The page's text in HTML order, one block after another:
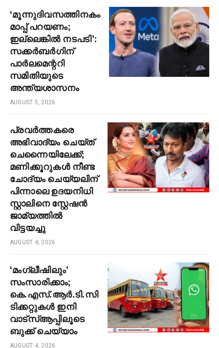
‘മൂന്നുദിവസത്തിനകം
മാപ്പ് പറയണം;
ഇല്ലെങ്കിൽ നടപടി’:
സക്കർബർഗിന്
പാർലമെന്ററി
സമിതിയുടെ
അന്ത്യശാസനം
AUGUST 5, 2026
പ്രവർത്തകരെ
അഭിവാദ്യം ചെയ്ത്
ചെന്നൈയിലേക്ക്;
മണിക്കൂറുകൾ നീണ്ട
ചോദ്യം ചെയ്യലിന്
പിന്നാലെ ഉദയനിധി
സ്റ്റാലിനെ സ്റ്റേഷൻ
ജാമ്യത്തിൽ
വിട്ടയച്ചു
AUGUST 4, 2026
‘മംഗ്ലീഷിലും’
സംസാരിക്കാം;
കെ.എസ്.ആർ.ടി.സി
ടിക്കറ്റുകൾ ഇനി
വാട്‌സ്ആപ്പിലൂടെ
ബുക്ക് ചെയ്യാം
AUGUST 4, 2026